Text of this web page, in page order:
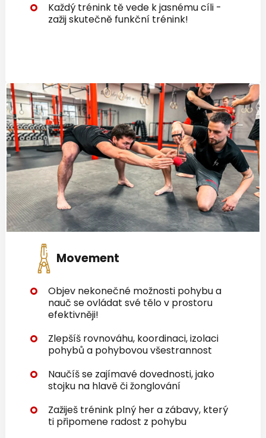
Každý trénink tě vede k jasnému cíli -
zažij skutečně funkční trénink!
Movement
Objev nekonečné možnosti pohybu a
nauč se ovládat své tělo v prostoru
efektivněji!
Zlepšíš rovnováhu, koordinaci, izolaci
pohybů a pohybovou všestrannost
Naučíš se zajímavé dovednosti, jako
stojku na hlavě či žonglování
Zažiješ trénink plný her a zábavy, který
ti připomene radost z pohybu